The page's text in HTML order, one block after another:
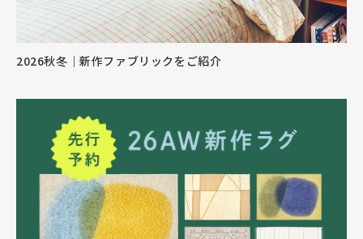
2026秋冬｜新作ファブリックをご紹介